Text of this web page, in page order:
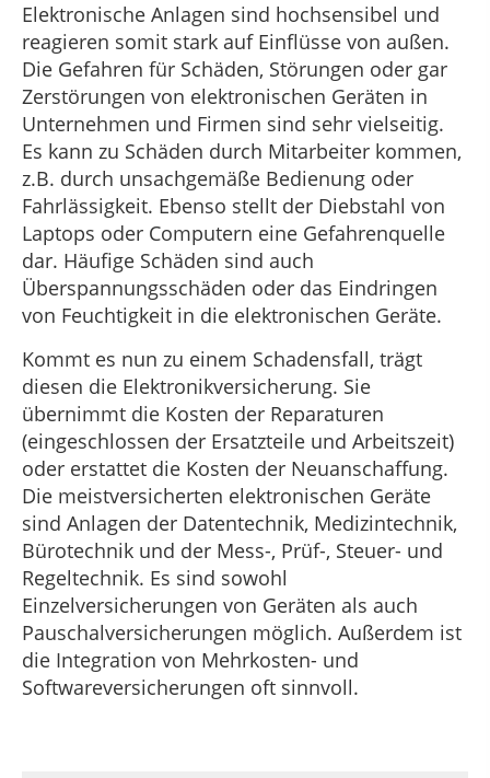
Elektronische Anlagen sind hochsensibel und
reagieren somit stark auf Einflüsse von außen.
Die Gefahren für Schäden, Störungen oder gar
Zerstörungen von elektronischen Geräten in
Unternehmen und Firmen sind sehr vielseitig.
Es kann zu Schäden durch Mitarbeiter kommen,
z.B. durch unsachgemäße Bedienung oder
Fahrlässigkeit. Ebenso stellt der Diebstahl von
Laptops oder Computern eine Gefahrenquelle
dar. Häufige Schäden sind auch
Überspannungsschäden oder das Eindringen
von Feuchtigkeit in die elektronischen Geräte.
Kommt es nun zu einem Schadensfall, trägt
diesen die Elektronikversicherung. Sie
übernimmt die Kosten der Reparaturen
(eingeschlossen der Ersatzteile und Arbeitszeit)
oder erstattet die Kosten der Neuanschaffung.
Die meistversicherten elektronischen Geräte
sind Anlagen der Datentechnik, Medizintechnik,
Bürotechnik und der Mess-, Prüf-, Steuer- und
Regeltechnik. Es sind sowohl
Einzelversicherungen von Geräten als auch
Pauschalversicherungen möglich. Außerdem ist
die Integration von Mehrkosten- und
Softwareversicherungen oft sinnvoll.